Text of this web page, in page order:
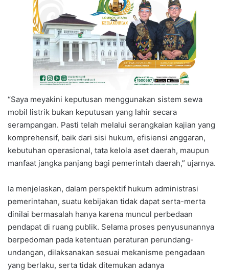
“Saya meyakini keputusan menggunakan sistem sewa
mobil listrik bukan keputusan yang lahir secara
serampangan. Pasti telah melalui serangkaian kajian yang
komprehensif, baik dari sisi hukum, efisiensi anggaran,
kebutuhan operasional, tata kelola aset daerah, maupun
manfaat jangka panjang bagi pemerintah daerah,” ujarnya.
Ia menjelaskan, dalam perspektif hukum administrasi
pemerintahan, suatu kebijakan tidak dapat serta-merta
dinilai bermasalah hanya karena muncul perbedaan
pendapat di ruang publik. Selama proses penyusunannya
berpedoman pada ketentuan peraturan perundang-
undangan, dilaksanakan sesuai mekanisme pengadaan
yang berlaku, serta tidak ditemukan adanya